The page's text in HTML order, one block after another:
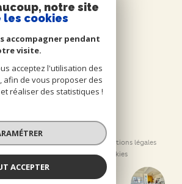
Orm'Immo
Nous adhérons
Nos partenaires
Mentions légales
Politique RGPD Cookies
par :
notre site
les cookies
accompagner pendant
visite.
acceptez l'utilisation des
afin de vous proposer des
réaliser des statistiques !
ACCEPTER